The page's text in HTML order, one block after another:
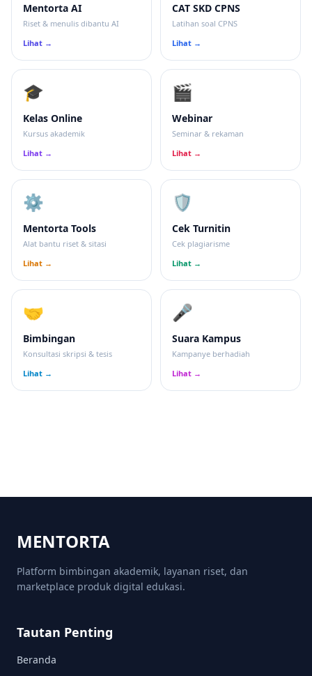
Mentorta AI
Riset & menulis dibantu AI
Lihat →
CAT SKD CPNS
Latihan soal CPNS
Lihat →
🎓
Kelas Online
Kursus akademik
Lihat →
🎬
Webinar
Seminar & rekaman
Lihat →
⚙️
Mentorta Tools
Alat bantu riset & sitasi
Lihat →
🛡
Cek Turnitin
Cek plagiarisme
Lihat →
🤝
Bimbingan
Konsultasi skripsi & tesis
Lihat →
🎤
Suara Kampus
Kampanye berhadiah
Lihat →
MENTORTA
Platform bimbingan akademik, layanan riset, dan
marketplace produk digital edukasi.
Tautan Penting
Beranda